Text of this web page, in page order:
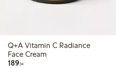
Q+A Vitamin C Radiance
Face Cream
189:-189,00 kr